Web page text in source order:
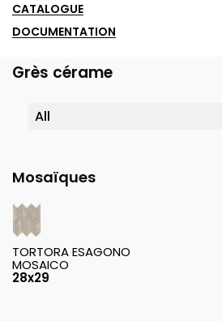
CATALOGUE
DOCUMENTATION
Grès cérame
Mosaïques
TORTORA ESAGONO
MOSAICO
28x29